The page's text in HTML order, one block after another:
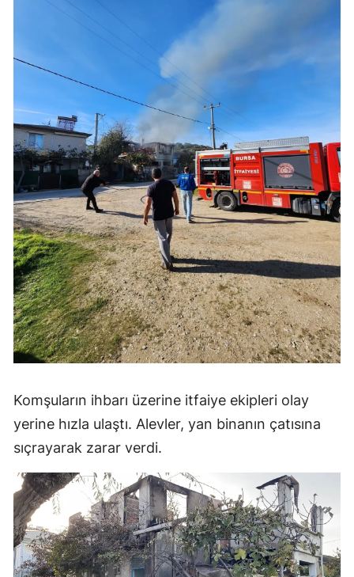
Komşuların ihbarı üzerine itfaiye ekipleri olay
yerine hızla ulaştı. Alevler, yan binanın çatısına
sıçrayarak zarar verdi.